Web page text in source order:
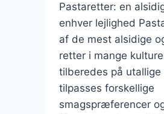
Pastaretter: en
enhver lejlighed
af de mest alsidige
retter i mange
tilberedes på utallige
tilpasses forskellige
smagspræferencer